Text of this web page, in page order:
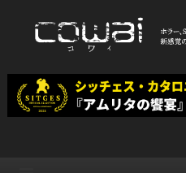
WEB映画マ
ワ